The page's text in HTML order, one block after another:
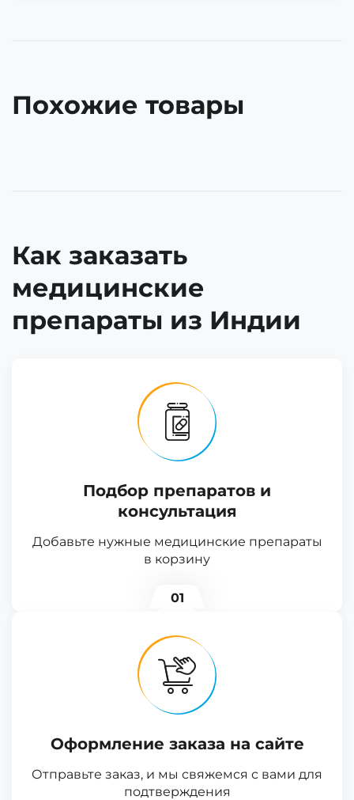
Похожие товары
Как заказать
медицинские
препараты из Индии
Подбор препаратов и
консультация
Добавьте нужные медицинские препараты
в корзину
01
Оформление заказа на сайте
Отправьте заказ, и мы свяжемся с вами для
подтверждения